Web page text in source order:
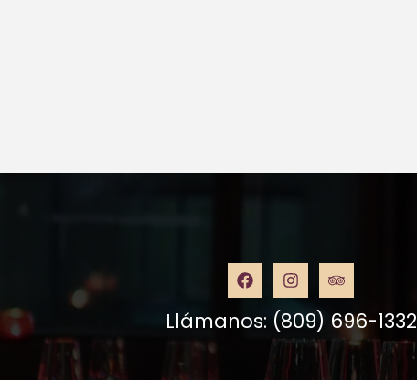
Llámanos: (809) 696-1332